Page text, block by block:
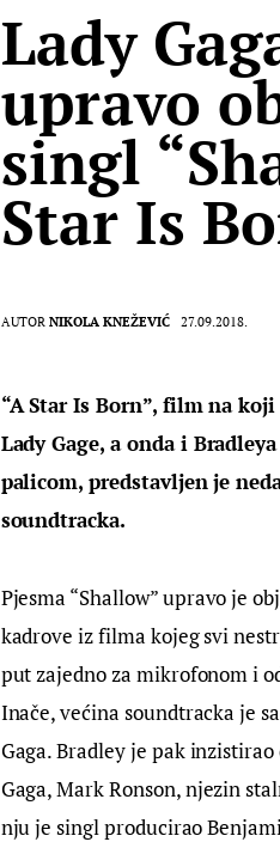
Lady
upravo
singl
Star Is
AUTOR NIKOLA KNEŽEVIĆ 27.09.2018.
“A Star Is Born”, film na
Lady Gage, a onda i
palicom, predstavljen je
soundtracka.
Pjesma “Shallow” upravo je
kadrove iz filma kojeg svi
put zajedno za mikrofonom i
Inače, većina soundtracka je
Gaga. Bradley je pak
Gaga, Mark Ronson, njezin
nju je singl producirao